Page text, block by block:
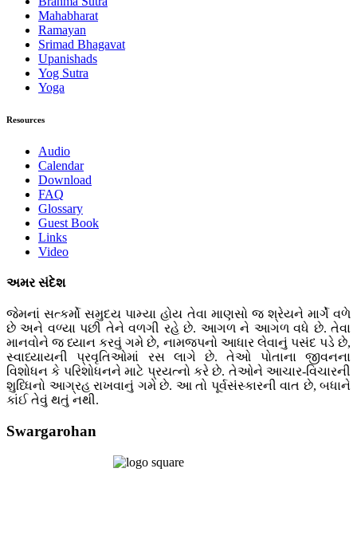
Mahabharat
Ramayan
Srimad Bhagavat
Upanishads
Yog Sutra
Yoga
Resources
Audio
Calendar
Download
FAQ
Glossary
Guest Book
Links
Video
અમર સંદેશ
જેમનાં સત્કર્મો સમુદય પામ્યા હોય તેવા માણસો જ શ્રેયને માર્ગે વળે
છે અને વળ્યા પછી તેને વળગી રહે છે. આગળ ને આગળ વધે છે. તેવા
માનવોને જ ધ્યાન કરવું ગમે છે, નામજપનો આધાર લેવાનું પસંદ પડે છે,
સ્વાધ્યાયની પ્રવૃતિઓમાં રસ લાગે છે. તેઓ પોતાના જીવનના
વિશોધન કે પરિશોધનને માટે પ્રયત્નો કરે છે. તેઓને આચાર-વિચારની
શુધ્ધિનો આગ્રહ રાખવાનું ગમે છે. આ તો પૂર્વસંસ્કારની વાત છે, બધાને
કાંઈ તેવું થતું નથી.
Swargarohan